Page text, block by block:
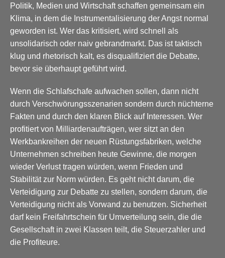
Politik, Medien und Wirtschaft schaffen gemeinsam ein
Klima, in dem die Instrumentalisierung der Angst normal
geworden ist. Wer das kritisiert, wird schnell als
unsolidarisch oder naiv gebrandmarkt. Das ist taktisch
klug und rhetorisch kalt, es disqualifiziert die Debatte,
bevor sie überhaupt geführt wird.
Wenn die Schlafschafe aufwachen sollen, dann nicht
durch Verschwörungsszenarien sondern durch nüchterne
Fakten und durch den klaren Blick auf Interessen. Wer
profitiert von Milliardenaufträgen, wer sitzt an den
Werkbankreihen der neuen Rüstungsfabriken, welche
Unternehmen schreiben heute Gewinne, die morgen
wieder Verlust tragen würden, wenn Frieden und
Stabilität zur Norm würden. Es geht nicht darum, die
Verteidigung zur Debatte zu stellen, sondern darum, die
Verteidigung nicht als Vorwand zu benutzen. Sicherheit
darf kein Freifahrtschein für Umverteilung sein, die die
Gesellschaft in zwei Klassen teilt, die Steuerzahler und
die Profiteure.